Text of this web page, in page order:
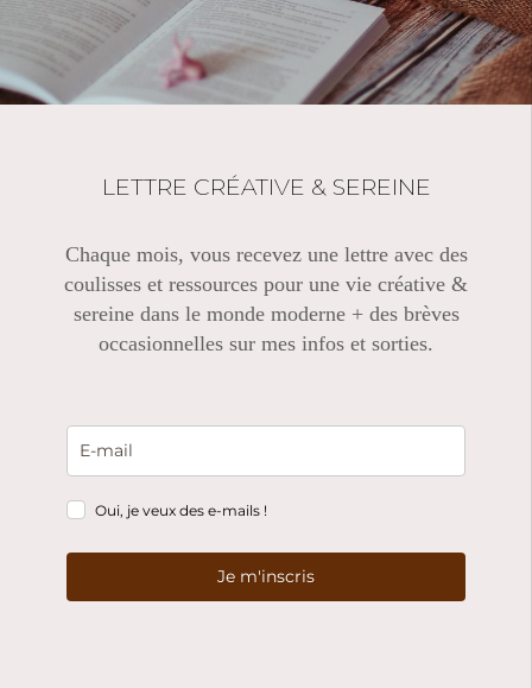
LETTRE CRÉATIVE & SEREINE
Chaque mois, vous recevez une lettre avec des
coulisses et ressources pour une vie créative &
sereine dans le monde moderne + des brèves
occasionnelles sur mes infos et sorties.
Oui, je veux des e-mails !
Je m'inscris